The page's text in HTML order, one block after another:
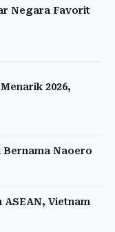
Negara Favorit
2026,
Naoero
Vietnam